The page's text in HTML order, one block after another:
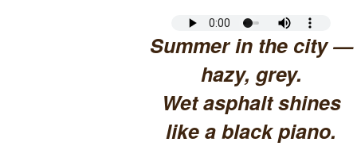
Summer in the city —
hazy, grey.
Wet asphalt shines
like a black piano.